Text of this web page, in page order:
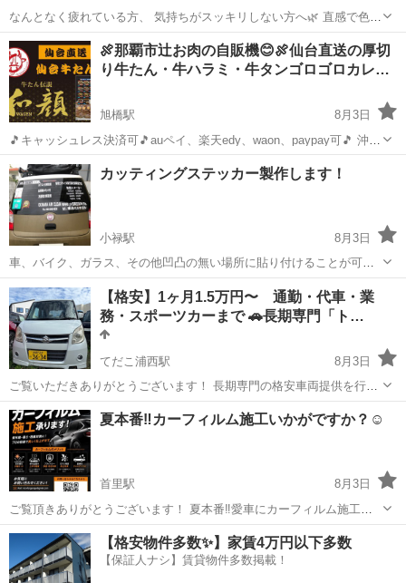
なんとなく疲れている方、 気持ちがスッキリしない方へ🌿 直感で色を
1つ選ぶだけで、 今のあなたの状態がわかる 【カラー診断】をご用意
しました🌈 選んだ色から、 心と身体のバランスを読み解き、 今のあ
なた...
沖縄 那覇市 その他 無料
🍖那覇市辻お肉の自販機😊🍖仙台直送の厚切
り牛たん・牛ハラミ・牛タンゴロゴロカレ…
旭橋駅
8月3日
🎵キャッシュレス決済可🎵auペイ、楽天edy、waon、paypay可🎵 沖縄
県那覇市辻に仙台牛タン、牛ハラミの冷凍自販機😊🍖 仙台直送の厚切
り牛たんをご堪能あれ！24時間お好きな時間にご購入いただけます。
お家焼...
沖縄 那覇市 その他 自販機
カッティングステッカー製作します！
小禄駅
8月3日
車、バイク、ガラス、その他凹凸の無い場所に貼り付けることが可能
なデザインステッカー制作致します。 デザインはお客様から持ち込み
の画像や文字データなどからお作り致します。 (文字に、ご希望の書体
がありましたらお申し付け下さい...
沖縄 豊見城市 小禄駅 その他
【格安】1ヶ月1.5万円〜 通勤・代車・業
務・スポーツカーまで 🚗長期専門「ト…
てだこ浦西駅
8月3日
ご覧いただきありがとうございます！ 長期専門の格安車両提供を行っ
ております。 「レンタカーやカーシェアが高すぎる」 「長期で安く借
りたい」 「仕事で使う車が急ぎで必要」 「憧れの車に乗ってみたい」
そんな方のための、**格安...
沖縄 沖縄市 てだこ浦西駅 その他 レンタカー
夏本番‼️カーフィルム施工いかがですか？☺️
首里駅
8月3日
ご覧頂きありがとうございます！ 夏本番‼️愛車にカーフィルム施工し
ませんか？☺️ ・紫外線カット ・車内温度上昇の軽減 ・クーラーのエ
アコン効率UP‼️ ・プライバシー確保 ・ガラス飛散防止 などなどのメ
リットがあります...
沖縄 那覇市 首里駅 その他
【格安物件多数✨】家賃4万円以下多数
【保証人ナシ】賃貸物件多数掲載！